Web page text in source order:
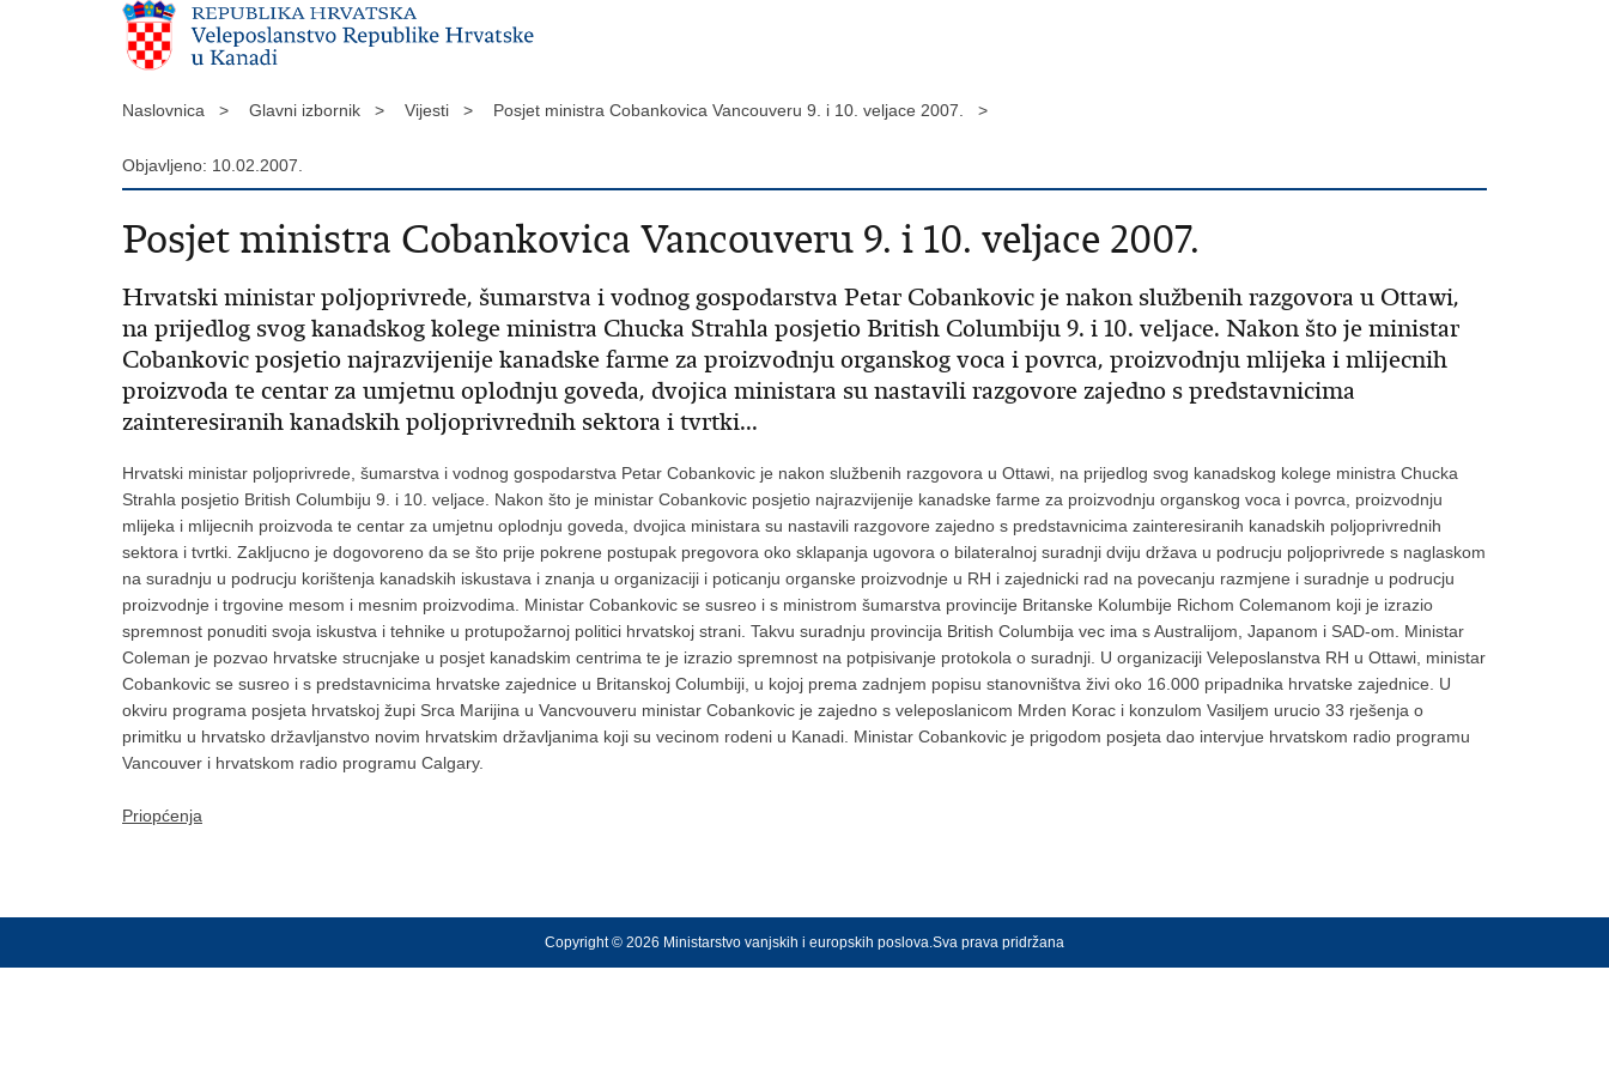
Naslovnica > Glavni izbornik > Vijesti > Posjet ministra Cobankovica Vancouveru 9. i 10. veljace 2007. >
Objavljeno: 10.02.2007.
Posjet ministra Cobankovica Vancouveru 9. i 10. veljace 2007.
Hrvatski ministar poljoprivrede, šumarstva i vodnog gospodarstva Petar Cobankovic je nakon službenih razgovora u Ottawi,
na prijedlog svog kanadskog kolege ministra Chucka Strahla posjetio British Columbiju 9. i 10. veljace. Nakon što je ministar
Cobankovic posjetio najrazvijenije kanadske farme za proizvodnju organskog voca i povrca, proizvodnju mlijeka i mlijecnih
proizvoda te centar za umjetnu oplodnju goveda, dvojica ministara su nastavili razgovore zajedno s predstavnicima
zainteresiranih kanadskih poljoprivrednih sektora i tvrtki...
Hrvatski ministar poljoprivrede, šumarstva i vodnog gospodarstva Petar Cobankovic je nakon službenih razgovora u Ottawi, na prijedlog svog kanadskog kolege ministra Chucka
Strahla posjetio British Columbiju 9. i 10. veljace. Nakon što je ministar Cobankovic posjetio najrazvijenije kanadske farme za proizvodnju organskog voca i povrca, proizvodnju
mlijeka i mlijecnih proizvoda te centar za umjetnu oplodnju goveda, dvojica ministara su nastavili razgovore zajedno s predstavnicima zainteresiranih kanadskih poljoprivrednih
sektora i tvrtki. Zakljucno je dogovoreno da se što prije pokrene postupak pregovora oko sklapanja ugovora o bilateralnoj suradnji dviju država u podrucju poljoprivrede s naglaskom
na suradnju u podrucju korištenja kanadskih iskustava i znanja u organizaciji i poticanju organske proizvodnje u RH i zajednicki rad na povecanju razmjene i suradnje u podrucju
proizvodnje i trgovine mesom i mesnim proizvodima. Ministar Cobankovic se susreo i s ministrom šumarstva provincije Britanske Kolumbije Richom Colemanom koji je izrazio
spremnost ponuditi svoja iskustva i tehnike u protupožarnoj politici hrvatskoj strani. Takvu suradnju provincija British Columbija vec ima s Australijom, Japanom i SAD-om. Ministar
Coleman je pozvao hrvatske strucnjake u posjet kanadskim centrima te je izrazio spremnost na potpisivanje protokola o suradnji. U organizaciji Veleposlanstva RH u Ottawi, ministar
Cobankovic se susreo i s predstavnicima hrvatske zajednice u Britanskoj Columbiji, u kojoj prema zadnjem popisu stanovništva živi oko 16.000 pripadnika hrvatske zajednice. U
okviru programa posjeta hrvatskoj župi Srca Marijina u Vancvouveru ministar Cobankovic je zajedno s veleposlanicom Mrden Korac i konzulom Vasiljem urucio 33 rješenja o
primitku u hrvatsko državljanstvo novim hrvatskim državljanima koji su vecinom rodeni u Kanadi. Ministar Cobankovic je prigodom posjeta dao intervjue hrvatskom radio programu
Vancouver i hrvatskom radio programu Calgary.
Priopćenja
Copyright © 2026 Ministarstvo vanjskih i europskih poslova.Sva prava pridržana